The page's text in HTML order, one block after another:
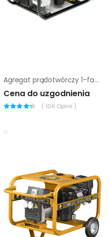
Agregat prądotwórczy 1-fazowy chicago pneumatic cppg 7.5p std
Cena do uzgodnienia
( 106 Opinii )